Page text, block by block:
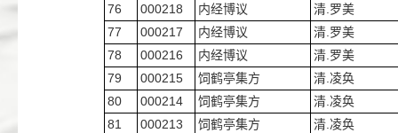
76
000218 内经博议
清.罗美
77
000217 内经博议
清.罗美
78
000216 内经博议
清.罗美
79
000215 饲鹤亭集方
清.凌奂
80
000214 饲鹤亭集方
清.凌奂
81
000213 饲鹤亭集方
清.凌奂